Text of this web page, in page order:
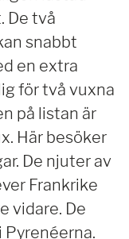
De två
snabbt
en extra
för två vuxna
på listan är
Här besöker
De njuter av
Frankrike
vidare. De